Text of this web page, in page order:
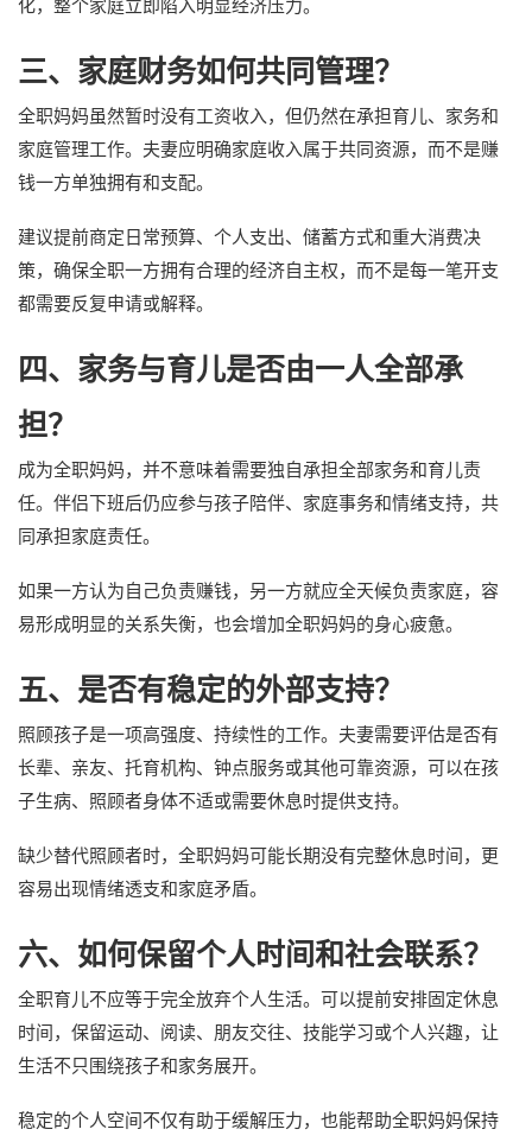
化，整个家庭立即陷入明显经济压力。
三、家庭财务如何共同管理？
全职妈妈虽然暂时没有工资收入，但仍然在承担育儿、家务和
家庭管理工作。夫妻应明确家庭收入属于共同资源，而不是赚
钱一方单独拥有和支配。
建议提前商定日常预算、个人支出、储蓄方式和重大消费决
策，确保全职一方拥有合理的经济自主权，而不是每一笔开支
都需要反复申请或解释。
四、家务与育儿是否由一人全部承
担？
成为全职妈妈，并不意味着需要独自承担全部家务和育儿责
任。伴侣下班后仍应参与孩子陪伴、家庭事务和情绪支持，共
同承担家庭责任。
如果一方认为自己负责赚钱，另一方就应全天候负责家庭，容
易形成明显的关系失衡，也会增加全职妈妈的身心疲惫。
五、是否有稳定的外部支持？
照顾孩子是一项高强度、持续性的工作。夫妻需要评估是否有
长辈、亲友、托育机构、钟点服务或其他可靠资源，可以在孩
子生病、照顾者身体不适或需要休息时提供支持。
缺少替代照顾者时，全职妈妈可能长期没有完整休息时间，更
容易出现情绪透支和家庭矛盾。
六、如何保留个人时间和社会联系？
全职育儿不应等于完全放弃个人生活。可以提前安排固定休息
时间，保留运动、阅读、朋友交往、技能学习或个人兴趣，让
生活不只围绕孩子和家务展开。
稳定的个人空间不仅有助于缓解压力，也能帮助全职妈妈保持